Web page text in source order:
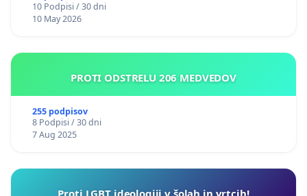
10 Podpisi / 30 dni
10 May 2026
PROTI ODSTRELU 206 MEDVEDOV
255 podpisov
8 Podpisi / 30 dni
7 Aug 2025
Proti LGBT ideologiji v šolah in vrtcih!